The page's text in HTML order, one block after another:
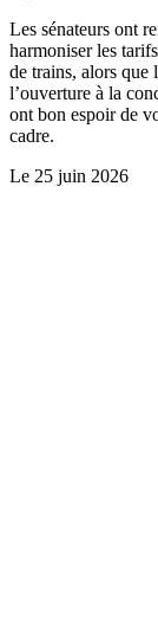
Les sénateurs ont
harmoniser les
de trains, alors que
l’ouverture à la
ont bon espoir de
cadre.
Le 25 juin 2026